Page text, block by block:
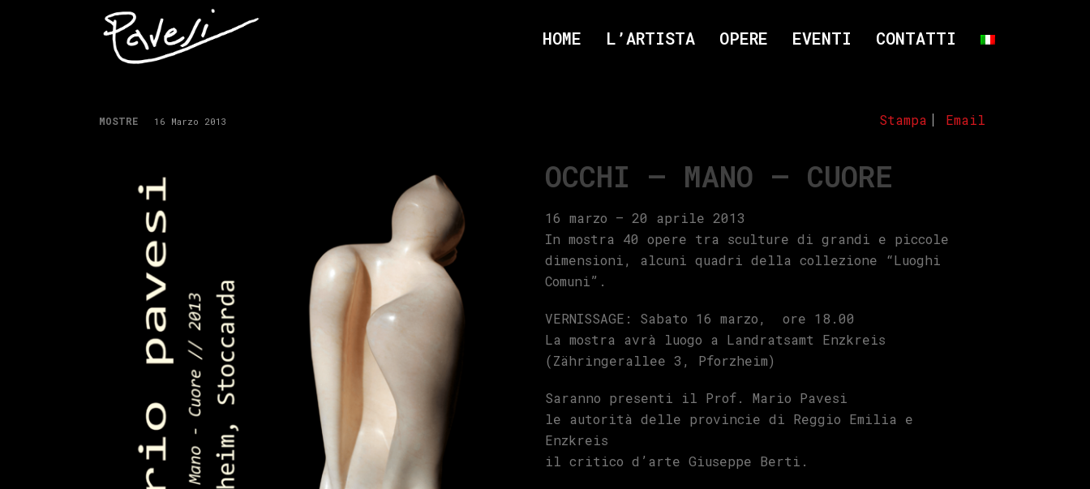
HOME L’ARTISTA OPERE EVENTI CONTATTI
Stampa Email
MOSTRE 16 Marzo 2013
OCCHI – MANO – CUORE
16 marzo – 20 aprile 2013
In mostra 40 opere tra sculture di grandi e piccole
dimensioni, alcuni quadri della collezione “Luoghi
Comuni”.
VERNISSAGE: Sabato 16 marzo, ore 18.00
La mostra avrà luogo a Landratsamt Enzkreis
(Zähringerallee 3, Pforzheim)
Saranno presenti il Prof. Mario Pavesi
le autorità delle provincie di Reggio Emilia e
Enzkreis
il critico d’arte Giuseppe Berti.